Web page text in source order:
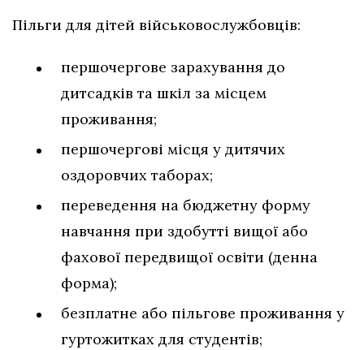
Пільги для дітей військовослужбовців:
першочергове зарахування до
дитсадків та шкіл за місцем
проживання;
першочергові місця у дитячих
оздоровчих таборах;
переведення на бюджетну форму
навчання при здобутті вищої або
фахової передвищої освіти (денна
форма);
безплатне або пільгове проживання у
гуртожитках для студентів;